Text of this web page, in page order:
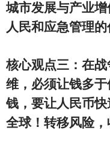
城市发展与产业
人民和应急管理的
核心观点三：在
维，必须让钱多
钱，要让人民币
全球！转移风险，